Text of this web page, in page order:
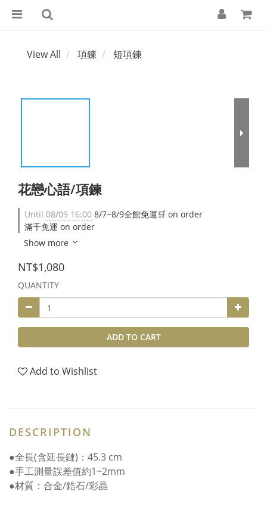
View All 項鍊 短項鍊
花戀心語/項鍊
Until 08/09 16:00 8/7~8/9全館免運🛒 on order
滿千免運 on order
Show more
NT$1,080
QUANTITY
ADD TO CART
Add to Wishlist
DESCRIPTION
●全長(含延長鏈)：45.3 cm
●手工測量誤差值約1~2mm
●材質：合金/鋯石/彩晶